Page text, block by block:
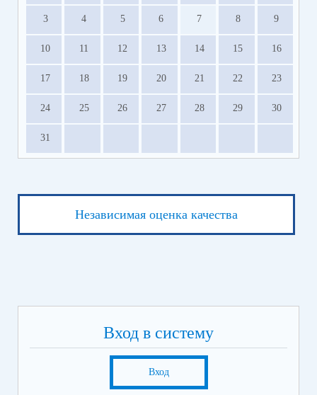
3 4 5 6 7 8 9
10 11 12 13 14 15 16
17 18 19 20 21 22 23
24 25 26 27 28 29 30
31
Независимая оценка качества
Вход в систему
Вход